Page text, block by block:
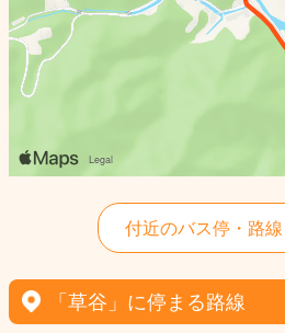
付近のバス停・路
「草谷」に停まる路線